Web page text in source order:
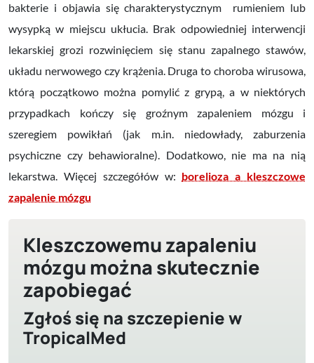
bakterie i objawia się charakterystycznym rumieniem lub
wysypką w miejscu ukłucia. Brak odpowiedniej interwencji
lekarskiej grozi rozwinięciem się stanu zapalnego stawów,
układu nerwowego czy krążenia. Druga to choroba wirusowa,
którą początkowo można pomylić z grypą, a w niektórych
przypadkach kończy się groźnym zapaleniem mózgu i
szeregiem powikłań (jak m.in. niedowłady, zaburzenia
psychiczne czy behawioralne). Dodatkowo, nie ma na nią
lekarstwa. Więcej szczegółów w: borelioza a kleszczowe
zapalenie mózgu
Kleszczowemu zapaleniu
mózgu można skutecznie
zapobiegać
Zgłoś się na szczepienie w
TropicalMed